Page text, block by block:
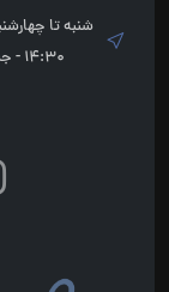
14:30 - جمعه و روزهای تعطیل فروشگاه تعطیل می باشد.